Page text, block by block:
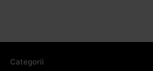
Categorii